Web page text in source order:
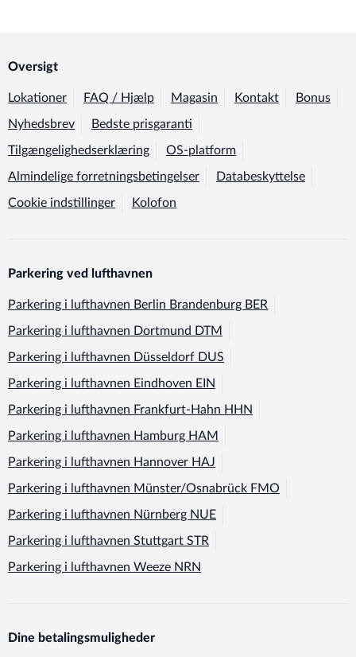
Oversigt
Lokationer FAQ / Hjælp Magasin Kontakt Bonus
Nyhedsbrev Bedste prisgaranti
Tilgængelighedserklæring OS-platform
Almindelige forretningsbetingelser Databeskyttelse
Cookie indstillinger Kolofon
Parkering ved lufthavnen
Parkering i lufthavnen Berlin Brandenburg BER
Parkering i lufthavnen Dortmund DTM
Parkering i lufthavnen Düsseldorf DUS
Parkering i lufthavnen Eindhoven EIN
Parkering i lufthavnen Frankfurt-Hahn HHN
Parkering i lufthavnen Hamburg HAM
Parkering i lufthavnen Hannover HAJ
Parkering i lufthavnen Münster/Osnabrück FMO
Parkering i lufthavnen Nürnberg NUE
Parkering i lufthavnen Stuttgart STR
Parkering i lufthavnen Weeze NRN
Dine betalingsmuligheder